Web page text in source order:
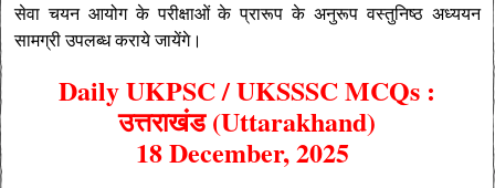
सेवा चयन आयोग के परीक्षाओं के प्रारूप के अनुरूप वस्तुनिष्ठ अध्ययन
सामग्री उपलब्ध कराये जायेंगे।
Daily UKPSC / UKSSSC MCQs :
उत्तराखंड (Uttarakhand)
18 December, 2025